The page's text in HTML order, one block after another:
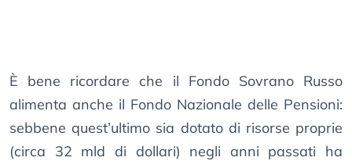
È bene ricordare che il Fondo Sovrano Russo
alimenta anche il Fondo Nazionale delle Pensioni:
sebbene quest’ultimo sia dotato di risorse proprie
(circa 32 mld di dollari) negli anni passati ha